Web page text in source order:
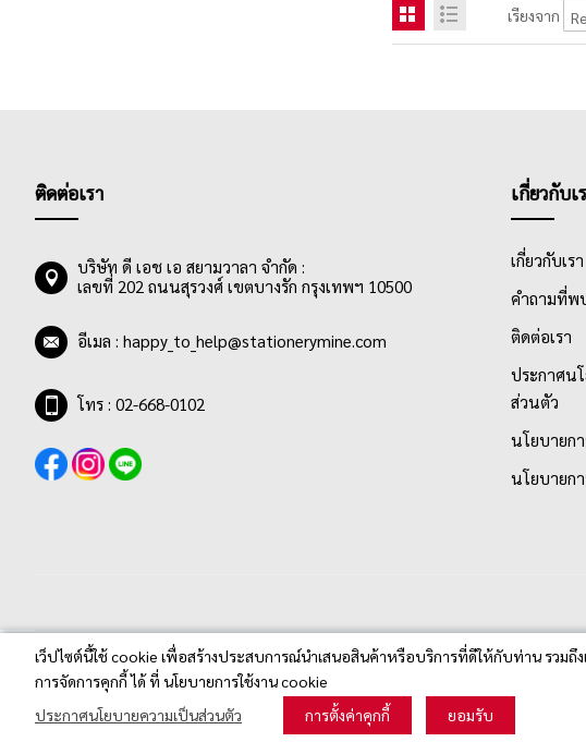
เว็ปไซต์นี้ใช้ cookie เพื่อสร้างประสบการณ์นำเสนอสินค้าหรือบริการที่ดีให้กับท่าน รวม
การจัดการคุกกี้ ได้ ที่ นโยบายการใช้งาน cookie
ประกาศนโยบายความเป็นส่วนตัว
การตั้งค่าคุกกี้ ยอมรับ
เรียงจาก
ติดต่อเรา
บริษัท ดี เอช เอ สยามวาลา จำกัด :
เลขที่ 202 ถนนสุรวงศ์ เขตบางรัก กรุงเทพฯ 10500
อีเมล : happy_to_help@stationerymine.com
โทร : 02-668-0102
เกี่ยวกับเ
เกี่ยวกับเรา
คำถามที่พ
ติดต่อเรา
ประกาศน
ส่วนตัว
นโยบายก
นโยบายก
Stationerymine.com © 2020 All Rights Reserved.